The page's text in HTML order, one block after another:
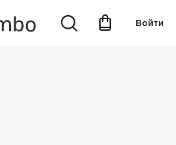
Войти